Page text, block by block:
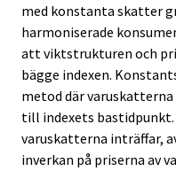
med konstanta skatter
harmoniserade
att viktstrukturen och
bägge indexen.
metod där
till indexets bastidpunkt.
varuskatterna inträffar,
inverkan på priserna av